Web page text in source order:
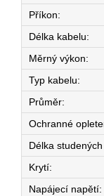
Příkon:
Délka kabelu:
Měrný výkon:
Typ kabelu:
Průměr:
Ochranné
Délka
Krytí:
Napájecí napětí: